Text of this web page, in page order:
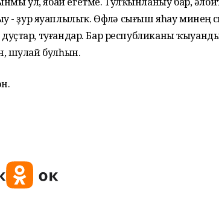
ҙур яуаплылыҡ. Өфөлә сығыш яһау минең
дуҫтар, туғандар. Бар республиканы
шулай булһын.